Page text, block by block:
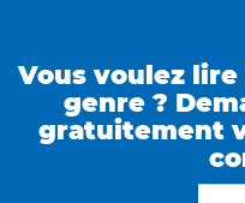
Vous voulez
genre ?
gratuitement